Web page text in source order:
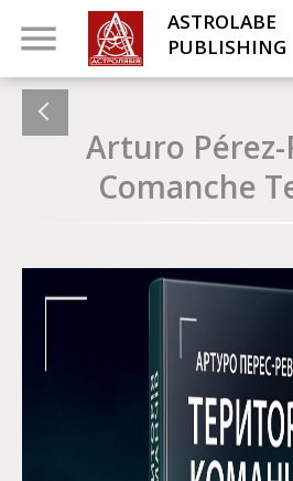
ASTROLABE
PUBLISHING
Arturo Pérez-
Comanche